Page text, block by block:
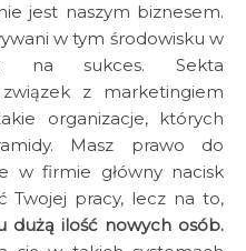
jest naszym biznesem.
w tym środowisku w
na sukces. Sekta
z marketingiem
organizacje, których
Masz prawo do
w firmie główny nacisk
Twojej pracy, lecz na to,
dużą ilość nowych osób.